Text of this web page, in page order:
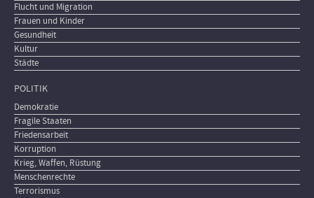
Flucht und Migration
Frauen und Kinder
Gesundheit
Kultur
Städte
POLITIK
Demokratie
Fragile Staaten
Friedensarbeit
Korruption
Krieg, Waffen, Rüstung
Menschenrechte
Terrorismus